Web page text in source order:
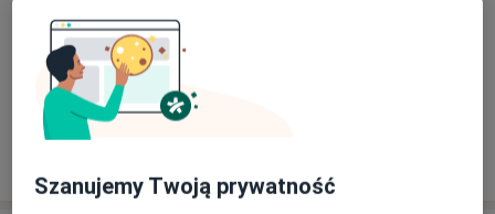
Dorośli (Tylko pod niektórymi adresami)
Rodzaje konsultacji
Stacjonarne Zobacz lokalizacje (1)
Szanujemy Twoją prywatność